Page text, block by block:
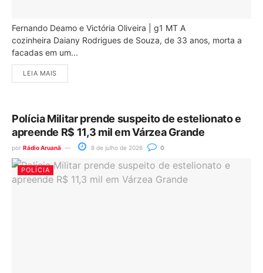
Fernando Deamo e Victória Oliveira | g1 MT A
cozinheira Daiany Rodrigues de Souza, de 33 anos, morta a
facadas em um...
LEIA MAIS
Polícia Militar prende suspeito de estelionato e
apreende R$ 11,3 mil em Várzea Grande
por Rádio Aruanã 8 de julho de 2026 0
POLÍCIA